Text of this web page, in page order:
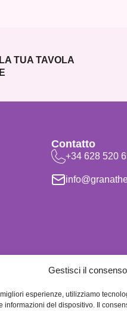
Gestisci il
esperienze, utilizziamo
informazioni del dispositivo. Il
TUA TAVOLA
Contatto
+34 628 520